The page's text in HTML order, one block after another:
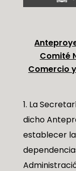
Comité
Comercio
La
dicho
establecer